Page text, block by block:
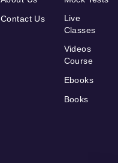
Contact Us
Live
Classes
Videos
Course
Ebooks
Books